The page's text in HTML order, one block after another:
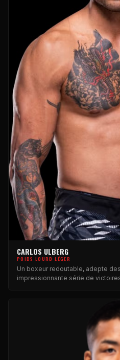
CARLOS ULBERG
POIDS LOURD LÉGER
Un boxeur redoutable, adepte
impressionnante série de